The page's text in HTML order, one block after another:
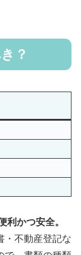
？
利かつ安全。
・不動産登記な